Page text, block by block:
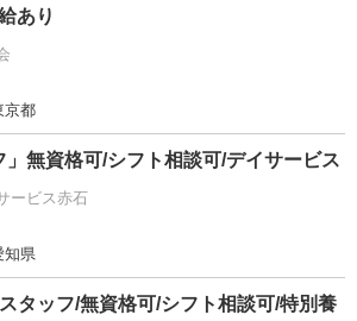
あり
京都
」無資格可/シフト相談可/デイサービス
ービス赤石
知県
タッフ/無資格可/シフト相談可/特別養